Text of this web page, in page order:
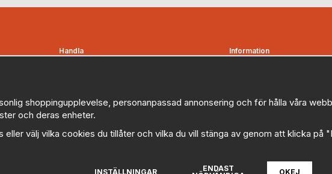
Handla
Bevakningsbolag
Favoriter
Kampanjer
Information
Nyhetsbrev
Om cookies
Policy
shoppingupplevelse, personanpassad annonsering och för hålla våra
och deras enheter.
välj vilka cookies du tillåter och vilka du vill stänga av genom att klicka på
INSTÄLLNINGAR
ENDAST
OKEJ